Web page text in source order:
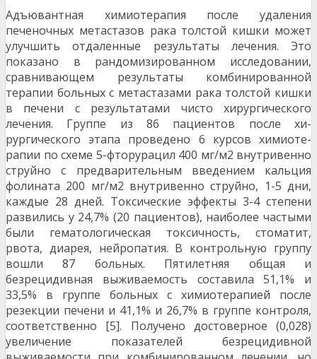
Адъювантная химиотерапия после удале­ния
печеночных метастазов рака толстой кишки может
улучшить отдаленные результаты лечения. Это
показано в рандомизированном исследова­нии,
сравнивающем результаты комбинированной
терапии больных с метастазами рака толстой кишки
в печени с результатами чисто хирургиче­ского
лечения. Группе из 86 пациентов после хи­
рургического этапа проведено 6 курсов химиоте­
рапии по схеме 5-фторурацил 400 мг/м2 внутри­венно
струйно с предварительным введением кальция
фолината 200 мг/м2 внутривенно струй­но, 1-5 дни,
каждые 28 дней. Токсические эффек­ты 3-4 степени
развились у 24,7% (20 пациентов), наиболее частыми
были гематологическая ток­сичность, стоматит,
рвота, диарея, нейропатия. В контрольную группу
вошли 87 больных. Пятилет­няя общая и
безрецидивная выживаемость соста­вила 51,1% и
33,5% в группе больных с химиоте­рапией после
резекции печени и 41,1% и 26,7% в группе контроля,
соответственно [5]. Получено достоверное (0,028)
увеличение показателей безрецидивной